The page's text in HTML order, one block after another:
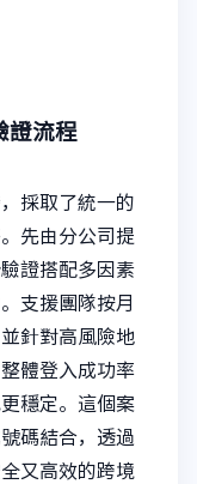
證流程
採取了統一的
先由分公司提
證搭配多因素
支援團隊按月
針對高風險地
體登入成功率
穩定。這個案
碼結合，透過
又高效的跨境